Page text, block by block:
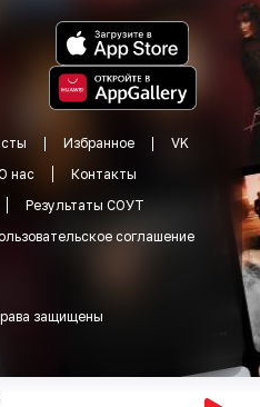
Избранное
VK
нас
Контакты
Результаты СОУТ
соглашение
защищены